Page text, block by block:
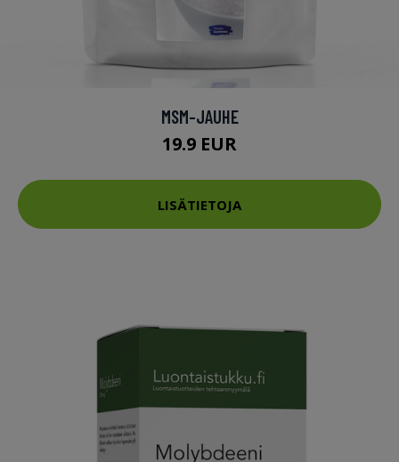
MSM-JAUHE
19.9 EUR
LISÄTIETOJA